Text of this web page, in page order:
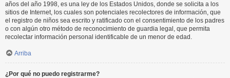
años del año 1998, es una ley de los Estados Unidos, donde se solicita a los
sitios de Internet, los cuales son potenciales recolectores de información, que
el registro de niños sea escrito y ratificado con el consentimiento de los padres
o con algún otro método de reconocimiento de guardia legal, que permita
recolectar información personal identificable de un menor de edad.
Arriba
¿Por qué no puedo registrarme?